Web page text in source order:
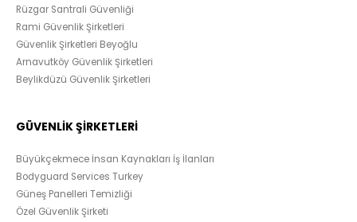
Rüzgar Santrali Güvenliği
Rami Güvenlik Şirketleri
Güvenlik Şirketleri Beyoğlu
Arnavutköy Güvenlik Şirketleri
Beylikdüzü Güvenlik Şirketleri
GÜVENLİK ŞİRKETLERİ
Büyükçekmece İnsan Kaynakları İş İlanları
Bodyguard Services Turkey
Güneş Panelleri Temizliği
Özel Güvenlik Şirketi